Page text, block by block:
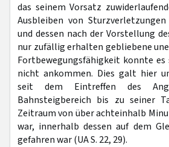
das seinem Vorsatz
Ausbleiben von Sturzverletzungen
und dessen nach der Vorstellung
nur zufällig erhalten gebliebene
Fortbewegungsfähigkeit konnte es
nicht ankommen. Dies galt hier
seit dem Eintreffen des
Bahnsteigbereich bis zu seiner
Zeitraum von über achteinhalb
war, innerhalb dessen auf dem
gefahren war (UA S. 22, 29).